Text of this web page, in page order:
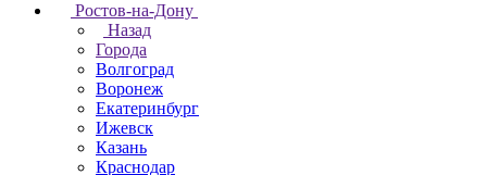
Ростов-на-Дону
Назад
Города
Волгоград
Воронеж
Екатеринбург
Ижевск
Казань
Краснодар